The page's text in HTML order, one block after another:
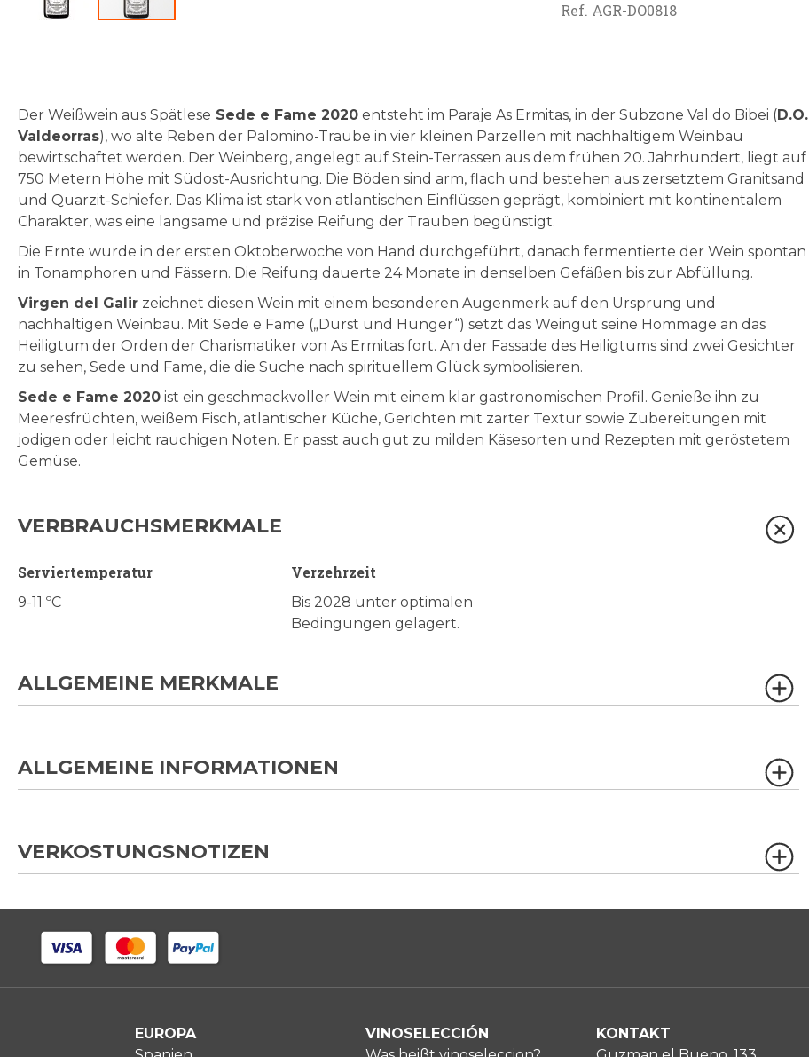
springen
Ref. AGR-DO0818
Der Weißwein aus Spätlese Sede e Fame 2020 entsteht im Paraje As Ermitas, in der Subzone Val do Bibei (D.O.
Valdeorras), wo alte Reben der Palomino-Traube in vier kleinen Parzellen mit nachhaltigem Weinbau
bewirtschaftet werden. Der Weinberg, angelegt auf Stein-Terrassen aus dem frühen 20. Jahrhundert, liegt auf
750 Metern Höhe mit Südost-Ausrichtung. Die Böden sind arm, flach und bestehen aus zersetztem Granitsand
und Quarzit-Schiefer. Das Klima ist stark von atlantischen Einflüssen geprägt, kombiniert mit kontinentalem
Charakter, was eine langsame und präzise Reifung der Trauben begünstigt.
Die Ernte wurde in der ersten Oktoberwoche von Hand durchgeführt, danach fermentierte der Wein spontan
in Tonamphoren und Fässern. Die Reifung dauerte 24 Monate in denselben Gefäßen bis zur Abfüllung.
Virgen del Galir zeichnet diesen Wein mit einem besonderen Augenmerk auf den Ursprung und
nachhaltigen Weinbau. Mit Sede e Fame („Durst und Hunger“) setzt das Weingut seine Hommage an das
Heiligtum der Orden der Charismatiker von As Ermitas fort. An der Fassade des Heiligtums sind zwei Gesichter
zu sehen, Sede und Fame, die die Suche nach spirituellem Glück symbolisieren.
Sede e Fame 2020 ist ein geschmackvoller Wein mit einem klar gastronomischen Profil. Genieße ihn zu
Meeresfrüchten, weißem Fisch, atlantischer Küche, Gerichten mit zarter Textur sowie Zubereitungen mit
jodigen oder leicht rauchigen Noten. Er passt auch gut zu milden Käsesorten und Rezepten mit geröstetem
Gemüse.
VERBRAUCHSMERKMALE
Serviertemperatur
9-11 ºC
Verzehrzeit
Bis 2028 unter optimalen
Bedingungen gelagert.
ALLGEMEINE MERKMALE
ALLGEMEINE INFORMATIONEN
VERKOSTUNGSNOTIZEN
EUROPA
VINOSELECCIÓN
KONTAKT